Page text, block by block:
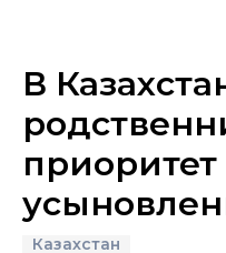
В
приоритет
Казахстан